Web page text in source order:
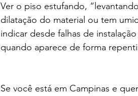
Ver o piso estufando,
dilatação do material ou tem
indicar desde falhas de
quando aparece de forma
Se você está em Campinas e